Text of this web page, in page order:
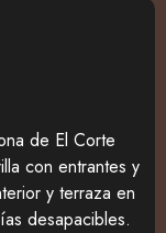
de El Corte
con entrantes y
y terraza en
desapacibles.